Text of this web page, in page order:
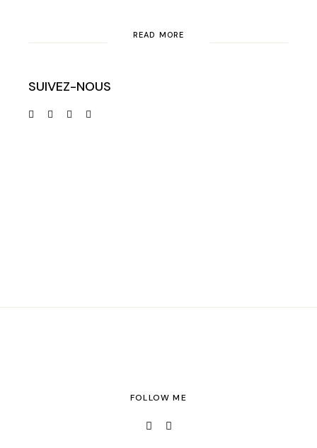
READ MORE
SUIVEZ-NOUS
FOLLOW ME